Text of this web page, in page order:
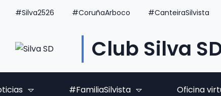
#Silva2526 #CoruñaArboco #CanteiraSilvista
Club Silva
#FamiliaSilvista Oficina